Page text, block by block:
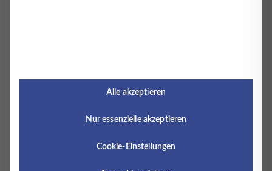
Sowie im Rahmen der betrieblichen
Jochen Timmermann ist Facharzt für
Alle akzeptieren
Nur essenzielle akzeptieren
Cookie-Einstellungen